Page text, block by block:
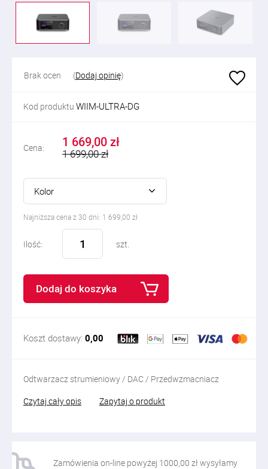
Brak ocen (Dodaj opinię)
Kod produktu WIIM-ULTRA-DG
Cena: 1 669,00 zł
1 699,00 zł
Kolor
Najniższa cena z 30 dni: 1 699,00 zł
Ilość: szt.
Dodaj do koszyka
Koszt dostawy: 0,00
Odtwarzacz strumieniowy / DAC / Przedwzmacniacz
Czytaj cały opis
Zapytaj o produkt
Zamówienia on-line powyżej 1000,00 zł wysyłamy